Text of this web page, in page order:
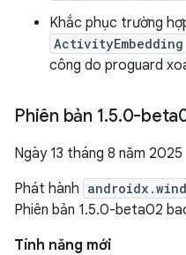
Khắc phục trường
ActivityEmbedding
công do proguard
Phiên bản 1.5.0-
Ngày 13 tháng 8 năm 2025
Phát hành
Phiên bản 1.5.0-beta02
Tính năng mới